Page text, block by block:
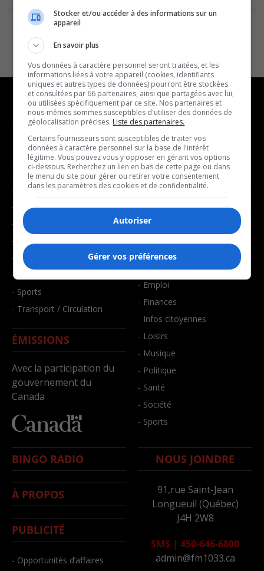
NOUVELLES
- Affaires municipales
- Communauté / Social
- Culture
- Économie
- Éducation
- Environnement
- Faits divers
- Santé et bien-être
- Sports
- Transport / Circulation
ÉMISSIONS
Avec la participation du
gouvernement du
Canada
MUSIQUE
- Décompte franco
- Joué récemment
BALADOS
- Affaires
- Art de vivre
- Bien-être
- Emploi
- Finances
- Infos citoyennes
- Loisirs
- Musique
- Politique
- Santé
- Société
- Sports
BINGO RADIO
À PROPOS
PUBLICITÉ
- Opportunités d’affaires
NOUS JOINDRE
91,rue Saint-Jean
Longueuil (Québec)
J4H 2W8
SMS | 450-646-6800
admin@fm1033.ca
Stocker et/ou accéder à des informations sur un
appareil
En savoir plus
Vos données à caractère personnel seront traitées, et les
informations liées à votre appareil (cookies, identifiants
uniques et autres types de données) pourront être stockées
et consultées par 66 partenaires, ainsi que partagées avec lui,
ou utilisées spécifiquement par ce site. Nos partenaires et
nous-mêmes sommes susceptibles d'utiliser des données de
géolocalisation précises. Liste des partenaires.
Certains fournisseurs sont susceptibles de traiter vos
données à caractère personnel sur la base de l'intérêt
légitime. Vous pouvez vous y opposer en gérant vos options
ci-dessous. Recherchez un lien en bas de cette page ou dans
le menu du site pour gérer ou retirer votre consentement
dans les paramètres des cookies et de confidentialité.
Autoriser
Gérer vos préférences